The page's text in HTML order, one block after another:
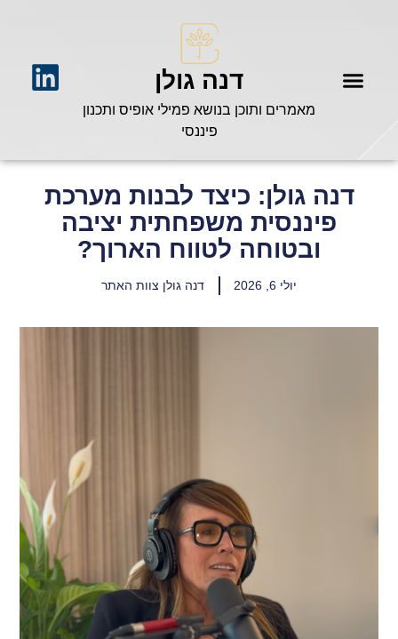
דנה גולן
מאמרים ותוכן בנושא פמילי אופיס ותכנון
פיננסי
דנה גולן: כיצד לבנות מערכת
פיננסית משפחתית יציבה
ובטוחה לטווח הארוך?
יולי 6, 2026 דנה גולן צוות האתר